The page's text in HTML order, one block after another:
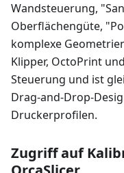
Wandsteuerung,
Oberflächengüte,
komplexe
Klipper, OctoPrint
Steuerung und ist
Drag-and-Drop-
Druckerprofilen.
Zugriff auf